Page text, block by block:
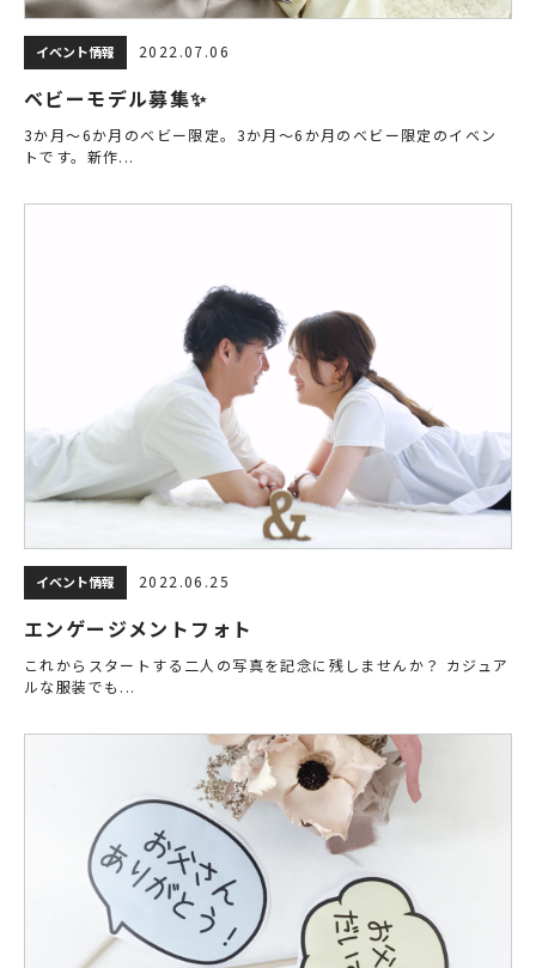
イベント情報 2022.07.06
ベビーモデル募集✨
3か月～6か月のベビー限定。3か月～6か月のベビー限定のイベン
トです。新作...
イベント情報 2022.06.25
エンゲージメントフォト
これからスタートする二人の写真を記念に残しませんか？ カジュア
ルな服装でも...